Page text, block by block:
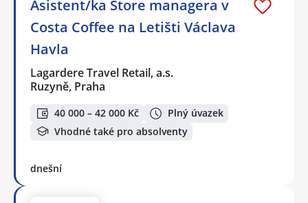
Asistent/ka Store managera v
Costa Coffee na Letišti Václava
Havla
Lagardere Travel Retail, a.s.
Ruzyně, Praha
40 000 – 42 000 Kč
Plný úvazek
Vhodné také pro absolventy
dnešní